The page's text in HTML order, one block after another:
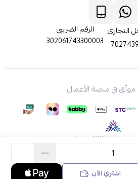
اشتري الآن
التجاري
الرقم الضريبي
302061743300003
موثّق في منصة الأعمال
| 2026 ركن قطي